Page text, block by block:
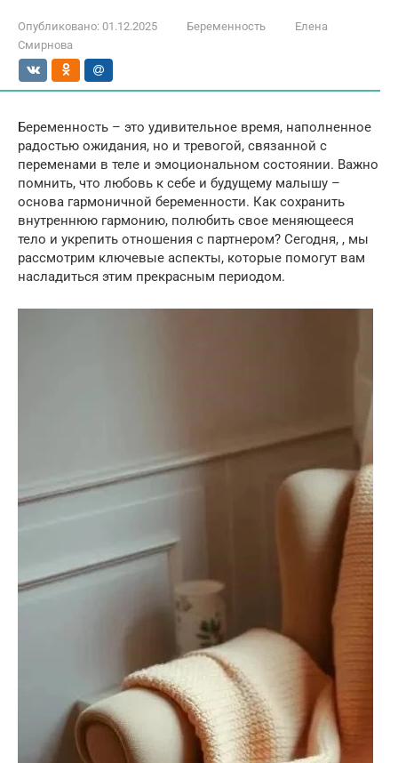
Опубликовано: 01.12.2025 Беременность
Елена
Смирнова
Беременность – это удивительное время, наполненное
радостью ожидания, но и тревогой, связанной с
переменами в теле и эмоциональном состоянии. Важно
помнить, что любовь к себе и будущему малышу –
основа гармоничной беременности. Как сохранить
внутреннюю гармонию, полюбить свое меняющееся
тело и укрепить отношения с партнером? Сегодня, , мы
рассмотрим ключевые аспекты, которые помогут вам
насладиться этим прекрасным периодом.